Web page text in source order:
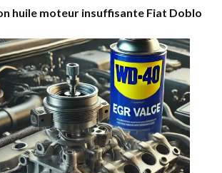
huile moteur insuffisante Fiat Doblo